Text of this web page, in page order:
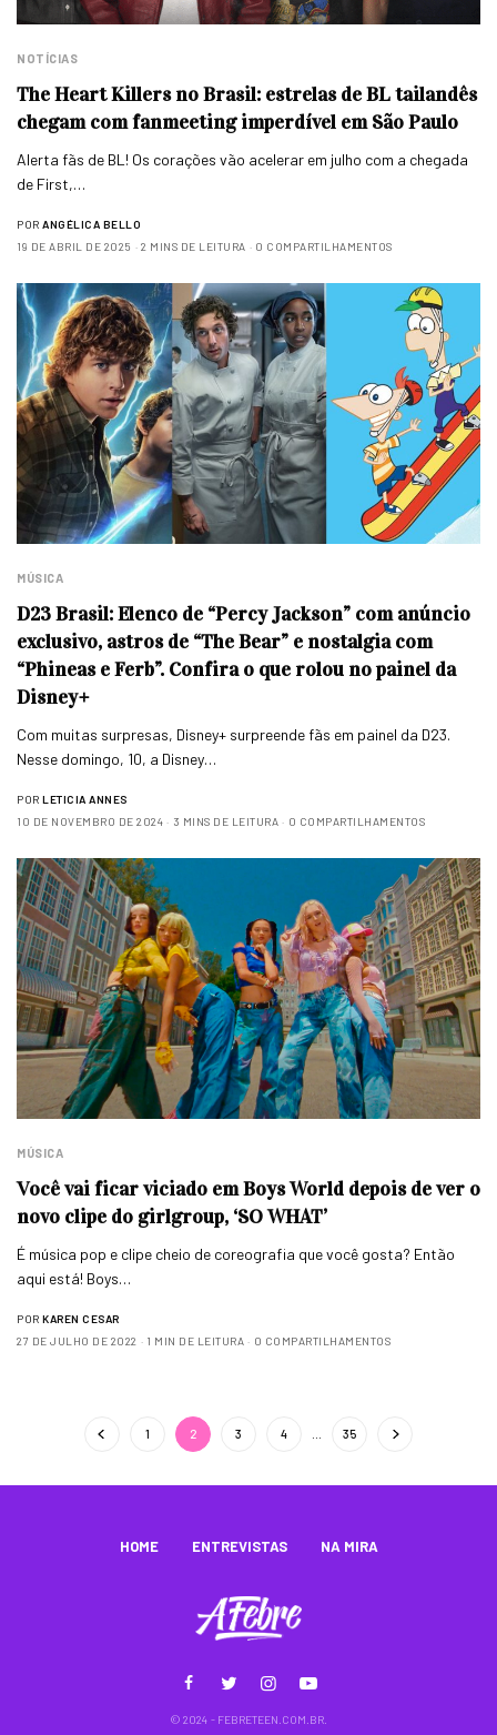
NOTÍCIAS
The Heart Killers no Brasil: estrelas de BL tailandês
chegam com fanmeeting imperdível em São Paulo
Alerta fãs de BL! Os corações vão acelerar em julho com a chegada
de First,…
POR ANGÉLICA BELLO
19 DE ABRIL DE 2025
2 MINS DE LEITURA 0 COMPARTILHAMENTOS
MÚSICA
D23 Brasil: Elenco de “Percy Jackson” com anúncio
exclusivo, astros de “The Bear” e nostalgia com
“Phineas e Ferb”. Confira o que rolou no painel da
Disney+
Com muitas surpresas, Disney+ surpreende fãs em painel da D23.
Nesse domingo, 10, a Disney…
POR LETICIA ANNES
10 DE NOVEMBRO DE 2024
3 MINS DE LEITURA 0 COMPARTILHAMENTOS
MÚSICA
Você vai ficar viciado em Boys World depois de ver o
novo clipe do girlgroup, ‘SO WHAT’
É música pop e clipe cheio de coreografia que você gosta? Então
aqui está! Boys…
POR KAREN CESAR
27 DE JULHO DE 2022
1 MIN DE LEITURA 0 COMPARTILHAMENTOS
1 2 3 4 35
HOME ENTREVISTAS NA MIRA
© 2024 - FEBRETEEN.COM.BR.